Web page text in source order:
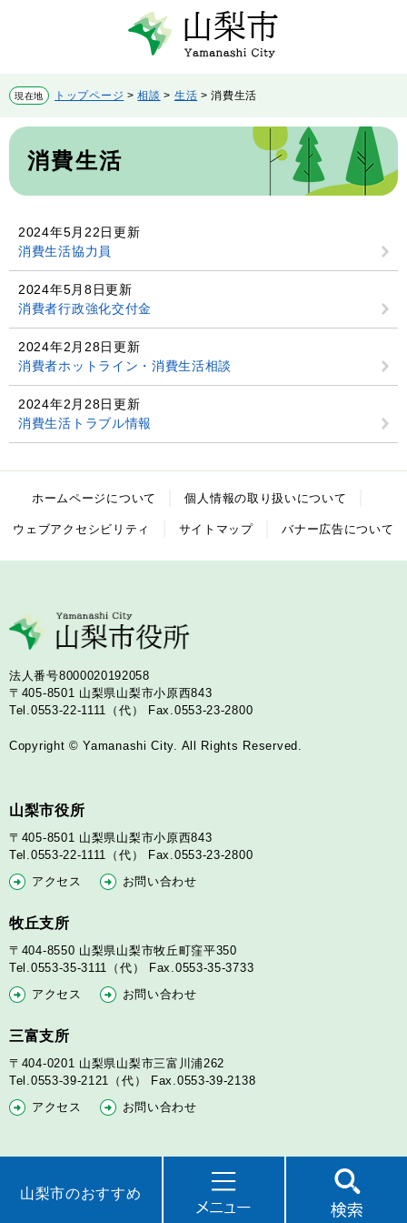
先
頭
す。
を
飛
し
本
山梨市のおすすめ
現在地 トップページ >相談 > 生活 >消費生活
本
消費生活
2024年5月22日更新
消費生活協力員
2024年5月8日更新
消費者行政強化交付金
2024年2月28日更新
消費者ホットライン・消費生活相談
2024年2月28日更新
消費生活トラブル情報
ホームページについて 個人情報の取り扱いについて
ウェブアクセシビリティ サイトマップ バナー広告について
法人番号8000020192058
〒405-8501 山梨県山梨市小原西843
Tel.0553-22-1111（代）
Fax.0553-23-2800
Copyright © Yamanashi City. All Rights Reserved.
山梨市役所
〒405-8501 山梨県山梨市小原西843
Tel.0553-22-1111（代）
Fax.0553-23-2800
アクセス
お問い合わせ
牧丘支所
〒404-8550 山梨県山梨市牧丘町窪平350
Tel.0553-35-3111（代）
Fax.0553-35-3733
アクセス
お問い合わせ
三富支所
〒404-0201 山梨県山梨市三富川浦262
Tel.0553-39-2121（代）
Fax.0553-39-2138
アクセス
お問い合わせ